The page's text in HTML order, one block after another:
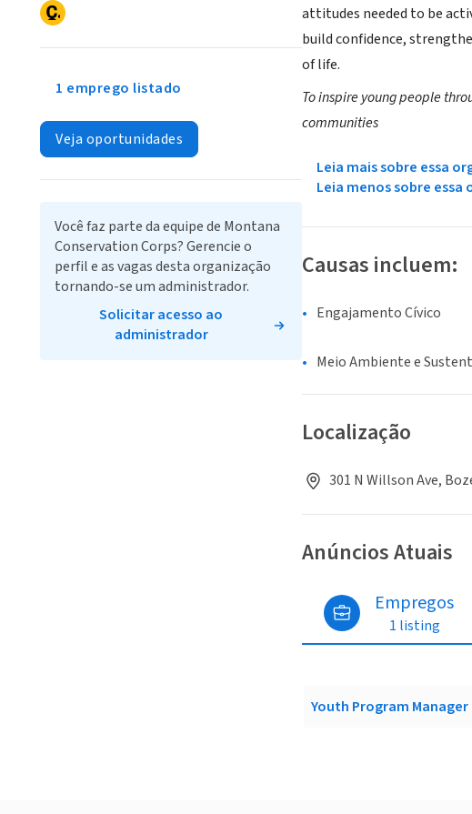
attitudes needed to be
build confidence,
of life.
To inspire young people
communities
Leia mais sobre essa
Leia menos sobre essa
Causas incluem:
Engajamento Cívico
Meio Ambiente e
Localização
301 N Willson Ave,
Anúncios Atuais
Empregos
1 listing
Youth Program Manager
1 emprego listado
Veja oportunidades
Você faz parte da equipe de Montana
Conservation Corps? Gerencie o
perfil e as vagas desta organização
tornando-se um administrador.
Solicitar acesso ao
administrador